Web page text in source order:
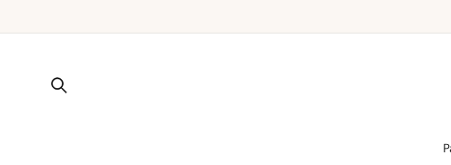
CONTENU